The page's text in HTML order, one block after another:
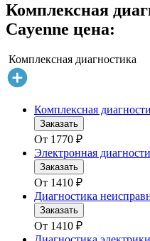
Комплексная
Cayenne цена:
Комплексная диагностика
Комплексная
Заказать
От 1770 ₽
Электронная
Заказать
От 1410 ₽
Диагностика
Заказать
От 1410 ₽